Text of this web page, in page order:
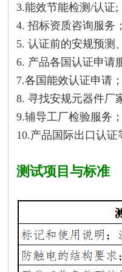
3.能效节能检测/认证;
4. 招标资质咨询服务；
5. 认证前的安规预测
6. 产品各国认证申请
7.各国能效认证申请；
8. 寻找安规元器件厂
9.辅导工厂检验服务；
10.产品国际出口认证
测试项目与标准